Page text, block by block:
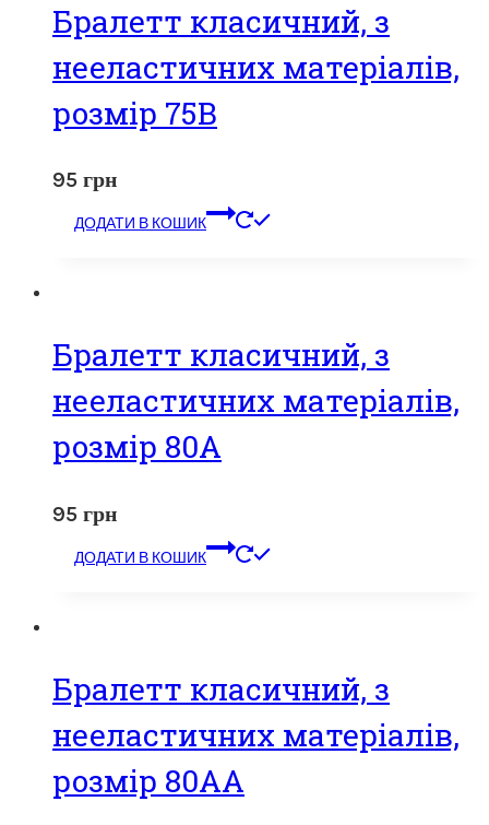
Бралетт класичний, з
нееластичних матеріалів,
розмір 75В
95 грн
ДОДАТИ В КОШИК
Бралетт класичний, з
нееластичних матеріалів,
розмір 80А
95 грн
ДОДАТИ В КОШИК
Бралетт класичний, з
нееластичних матеріалів,
розмір 80АА